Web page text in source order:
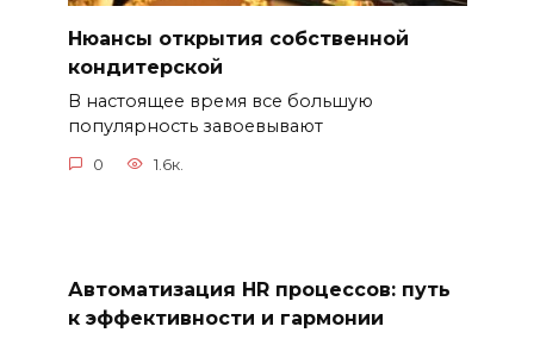
Нюансы открытия собственной
кондитерской
В настоящее время все большую
популярность завоевывают
0 1.6к.
Автоматизация HR процессов: путь
к эффективности и гармонии